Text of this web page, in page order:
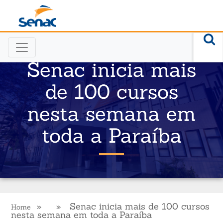
Senac inicia mais
de 100 cursos
nesta semana em
toda a Paraíba
Home » » Senac inicia mais de 100 cursos
nesta semana em toda a Paraíba